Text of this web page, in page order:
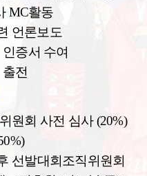
MC활동
언론보도
증서 수여
전
원회 사전 심사 (20%)
선발대회조직위원회